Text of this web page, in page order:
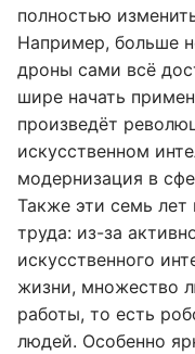
полностью
Например, больше
дроны сами всё
шире начать
произведёт
искусственном
модернизация в
Также эти семь лет
труда: из-за
искусственного
жизни, множество
работы, то есть
людей. Особенно